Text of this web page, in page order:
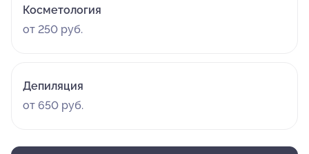
Косметология
от 250 руб.
Депиляция
от 650 руб.